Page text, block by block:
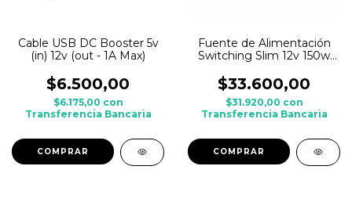
Cable USB DC Booster 5v
(in) 12v (out - 1A Max)
$6.500,00
$6.175,00 con
Transferencia Bancaria
Fuente de Alimentación
Switching Slim 12v 150w
$33.600,00
$31.920,00 con
Transferencia Bancaria